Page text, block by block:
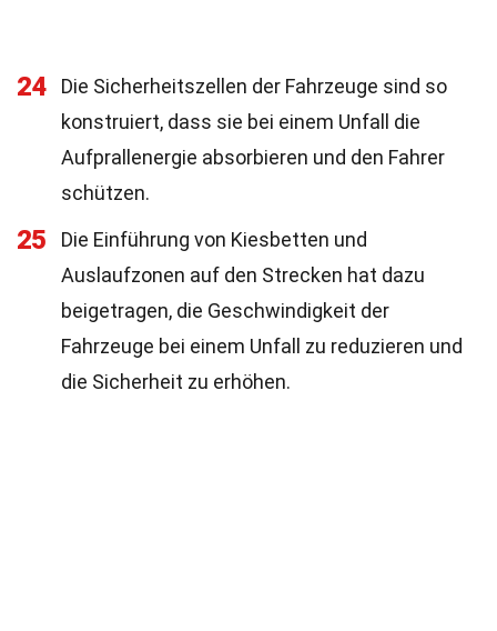
24
Die Sicherheitszellen der Fahrzeuge sind so
konstruiert, dass sie bei einem Unfall die
Aufprallenergie absorbieren und den Fahrer
schützen.
25
Die Einführung von Kiesbetten und
Auslaufzonen auf den Strecken hat dazu
beigetragen, die Geschwindigkeit der
Fahrzeuge bei einem Unfall zu reduzieren und
die Sicherheit zu erhöhen.